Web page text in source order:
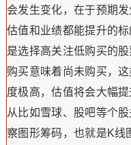
会发生变化，在于预期
估值和业绩都能提升的
是选择高关注低购买的
购买意味着尚未购买，
度极高，估值将会大幅
从比如雪球、股吧等个
察图形筹码，也就是K线